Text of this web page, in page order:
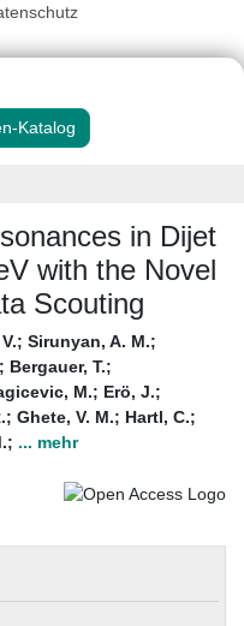
Katalog
in Dijet
with the Novel
Scouting
; Sirunyan, A. M.;
; Bergauer, T.;
M.; Erö, J.;
; Ghete, V. M.; Hartl, C.;
; ... mehr